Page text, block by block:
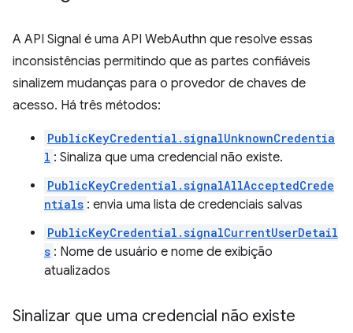
A API Signal é uma API WebAuthn que resolve essas
inconsistências permitindo que as partes confiáveis
sinalizem mudanças para o provedor de chaves de
acesso. Há três métodos:
PublicKeyCredential.signalUnknownCredentia
l : Sinaliza que uma credencial não existe.
PublicKeyCredential.signalAllAcceptedCrede
ntials : envia uma lista de credenciais salvas
PublicKeyCredential.signalCurrentUserDetail
s : Nome de usuário e nome de exibição
atualizados
Sinalizar que uma credencial não existe